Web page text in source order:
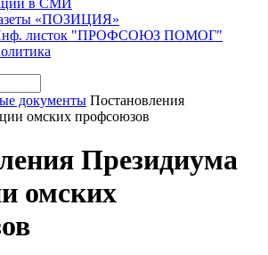
в СМИ
«ПОЗИЦИЯ»
листок "ПРОФСОЮЗ ПОМОГ"
документы Постановления
омских профсоюзов
Президиума
омских